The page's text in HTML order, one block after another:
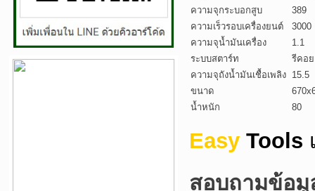
ความจุกระบอกสูบ
389
ความเร็วรอบเครื่องยนต์
3000
ความจุน้ำมันเครื่อง
1.1
ระบบสตาร์ท
รีคอ
ความจุถังน้ำมันเชื้อเพลิง 15.5
ขนาด
น้ำหนัก
80
Easy Tools
สอบถามข้อ